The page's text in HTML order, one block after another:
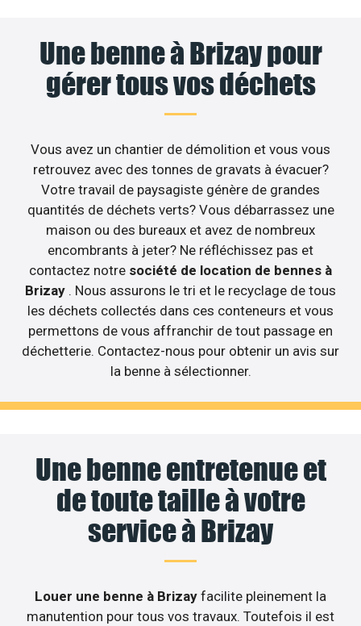
Une benne à Brizay pour
gérer tous vos déchets
Vous avez un chantier de démolition et vous vous
retrouvez avec des tonnes de gravats à évacuer?
Votre travail de paysagiste génère de grandes
quantités de déchets verts? Vous débarrassez une
maison ou des bureaux et avez de nombreux
encombrants à jeter? Ne réfléchissez pas et
contactez notre société de location de bennes à
Brizay . Nous assurons le tri et le recyclage de tous
les déchets collectés dans ces conteneurs et vous
permettons de vous affranchir de tout passage en
déchetterie. Contactez-nous pour obtenir un avis sur
la benne à sélectionner.
Une benne entretenue et
de toute taille à votre
service à Brizay
Louer une benne à Brizay facilite pleinement la
manutention pour tous vos travaux. Toutefois il est